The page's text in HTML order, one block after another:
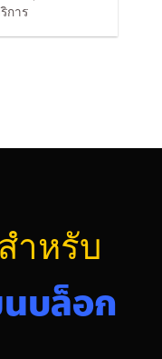
การ
ำหรับ
บล็อก